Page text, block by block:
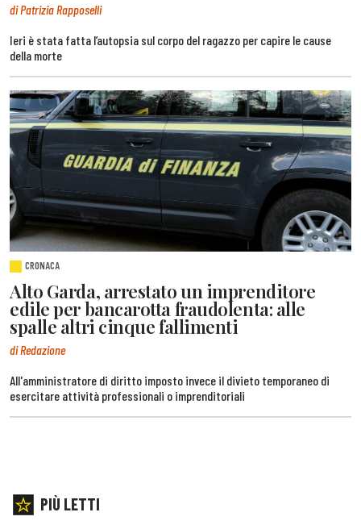
di Patrizia Rapposelli
Ieri è stata fatta l’autopsia sul corpo del ragazzo per capire le cause
della morte
CRONACA
Alto Garda, arrestato un imprenditore
edile per bancarotta fraudolenta: alle
spalle altri cinque fallimenti
di Redazione
All'amministratore di diritto imposto invece il divieto temporaneo di
esercitare attività professionali o imprenditoriali
PIÙ LETTI